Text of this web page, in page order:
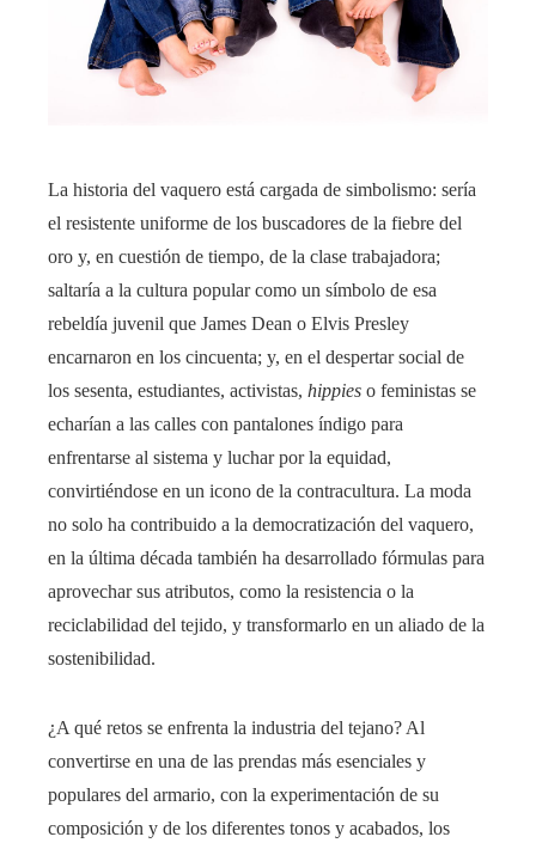
La historia del vaquero está cargada de simbolismo: sería
el resistente uniforme de los buscadores de la fiebre del
oro y, en cuestión de tiempo, de la clase trabajadora;
saltaría a la cultura popular como un símbolo de esa
rebeldía juvenil que James Dean o Elvis Presley
encarnaron en los cincuenta; y, en el despertar social de
los sesenta, estudiantes, activistas, hippies o feministas se
echarían a las calles con pantalones índigo para
enfrentarse al sistema y luchar por la equidad,
convirtiéndose en un icono de la contracultura. La moda
no solo ha contribuido a la democratización del vaquero,
en la última década también ha desarrollado fórmulas para
aprovechar sus atributos, como la resistencia o la
reciclabilidad del tejido, y transformarlo en un aliado de la
sostenibilidad.
¿A qué retos se enfrenta la industria del tejano? Al
convertirse en una de las prendas más esenciales y
populares del armario, con la experimentación de su
composición y de los diferentes tonos y acabados, los